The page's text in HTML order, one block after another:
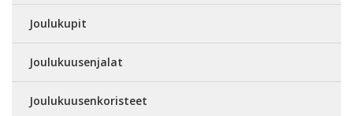
Joulukupit
Joulukuusenjalat
Joulukuusenkoristeet